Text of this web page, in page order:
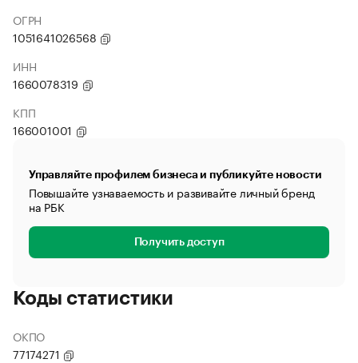
ОГРН
1051641026568
ИНН
1660078319
КПП
166001001
Управляйте профилем бизнеса и публикуйте новости
Повышайте узнаваемость и развивайте личный бренд
на РБК
Получить доступ
Коды статистики
ОКПО
77174271